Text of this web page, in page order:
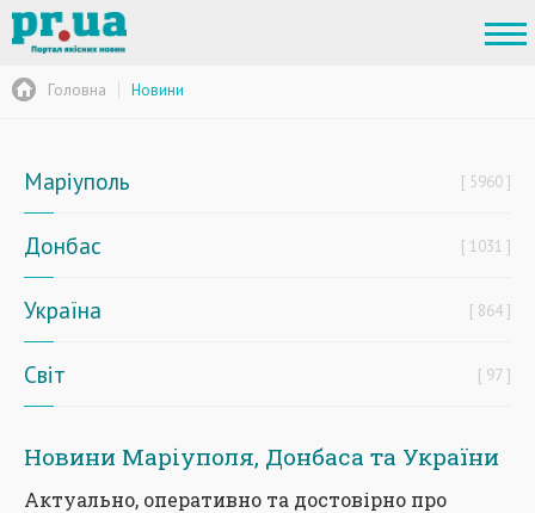
Головна Новини
Маріуполь 5960
Донбас 1031
Україна 864
Світ 97
Новини Маріуполя, Донбаса та України
Актуально, оперативно та достовірно про